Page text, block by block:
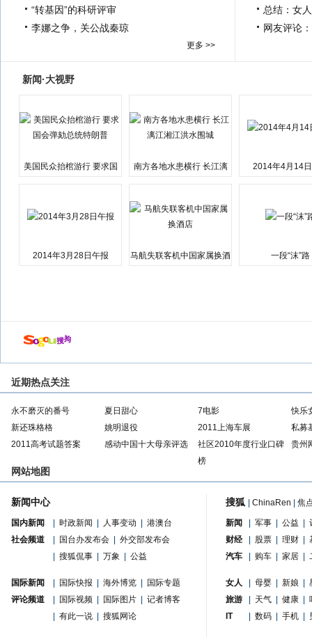
“转基因”的科研评审
李娜之争，关公战秦琼
更多 >>
总结：女
网友评论
新闻·大视野
美国民众抬棺游行 要求国
南方各地水患横行 长江漓
2014年4月14
2014年3月28日午报
马航失联客机中国家属换酒
一段“沫”路
近期热点关注
永不磨灭的番号 夏日甜心 7电影
快乐
新还珠格格
姚明退役 2011上海车展
私募
2011高考试题答案
感动中国十大母亲评选
社区2010年度行业口碑
榜
贵州
网站地图
新闻中心
国内新闻 时政新闻 人事变动
港澳台
国台办发布会 外交部发布会
社会频道
搜狐侃事 万象 公益
国际新闻 国际快报 海外博览
国际专题
国际视频 国际图片 记者博客
评论频道
有此一说 搜狐网论
搜狐 ChinaRen 焦
新闻 军事 公益
财经
股票 理财
汽车
购车 家居
女人 母婴 新娘
旅游
天气 健康
IT
数码 手机